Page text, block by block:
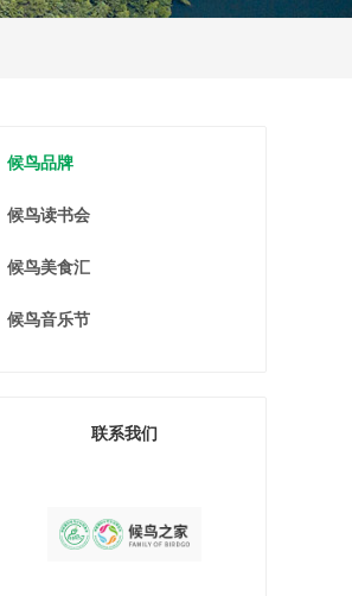
候鸟品牌
候鸟读书会
候鸟美食汇
候鸟音乐节
联系我们